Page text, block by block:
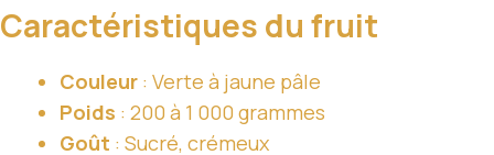
Caractéristiques du fruit
Couleur : Verte à jaune pâle
Poids : 200 à 1 000 grammes
Goût : Sucré, crémeux